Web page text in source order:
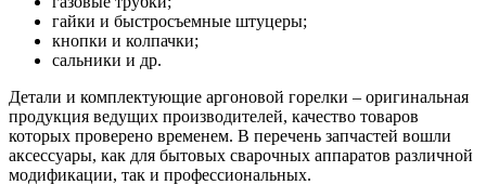
гайки и быстросъемные штуцеры;
кнопки и колпачки;
сальники и др.
Детали и комплектующие аргоновой горелки – оригинальная
продукция ведущих производителей, качество товаров
которых проверено временем. В перечень запчастей вошли
аксессуары, как для бытовых сварочных аппаратов различной
модификации, так и профессиональных.